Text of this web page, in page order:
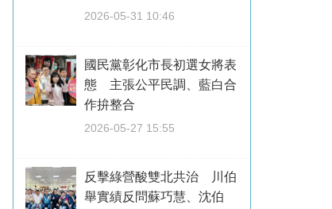
2026-05-31 10:46
國民黨彰化市長初選女將表
態 主張公平民調、藍白合
作拚整合
2026-05-27 15:55
反擊綠營酸雙北共治 川伯
舉實績反問蘇巧慧、沈伯